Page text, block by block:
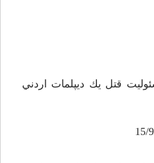
قتل يك ديپلمات اردني